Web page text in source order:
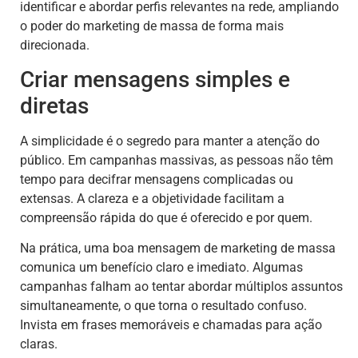
identificar e abordar perfis relevantes na rede, ampliando
o poder do marketing de massa de forma mais
direcionada.
Criar mensagens simples e
diretas
A simplicidade é o segredo para manter a atenção do
público. Em campanhas massivas, as pessoas não têm
tempo para decifrar mensagens complicadas ou
extensas. A clareza e a objetividade facilitam a
compreensão rápida do que é oferecido e por quem.
Na prática, uma boa mensagem de marketing de massa
comunica um benefício claro e imediato. Algumas
campanhas falham ao tentar abordar múltiplos assuntos
simultaneamente, o que torna o resultado confuso.
Invista em frases memoráveis e chamadas para ação
claras.